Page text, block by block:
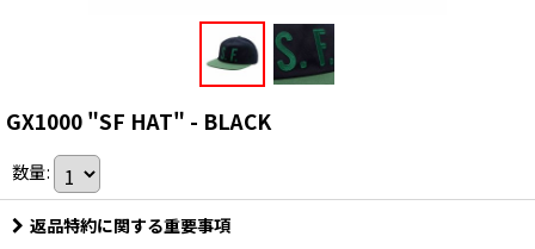
GX1000 "SF HAT" - BLACK
数量:
返品特約に関する重要事項